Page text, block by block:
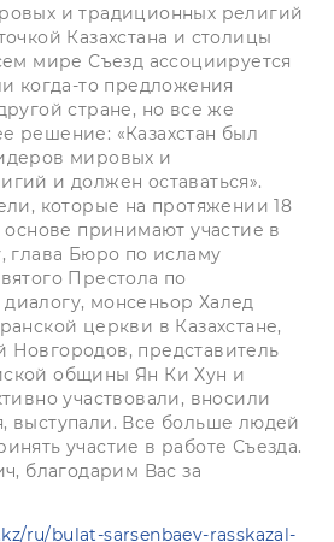
и традиционных религий
Казахстана и столицы
мире Съезд ассоциируется
когда-то предложения
стране, но все же
решение: «Казахстан был
мировых и
и должен оставаться».
которые на протяжении 18
основе принимают участие в
глава Бюро по исламу
Престола по
монсеньор Халед
церкви в Казахстане,
представитель
общины Ян Ки Хун и
участвовали, вносили
выступали. Все больше людей
участие в работе Съезда.
благодарим Вас за
ru/bulat-sarsenbaev-rasskazal-